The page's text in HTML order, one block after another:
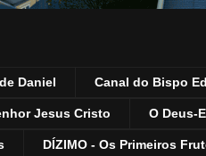
Daniel Canal do Bispo
Jesus Cristo O Deus-
DÍZIMO - Os Primeiros